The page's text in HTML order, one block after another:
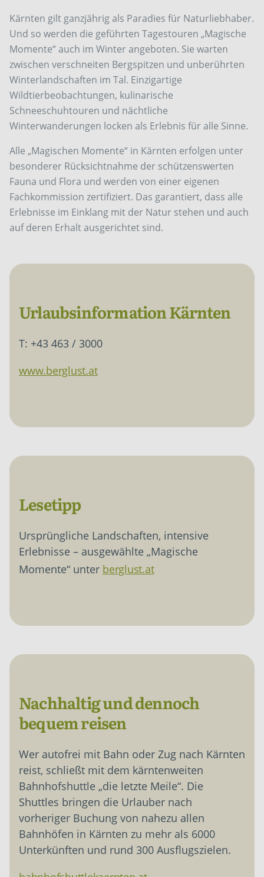
Kärnten gilt ganzjährig als Paradies für Naturliebhaber.
Und so werden die geführten Tagestouren „Magische
Momente“ auch im Winter angeboten. Sie warten
zwischen verschneiten Bergspitzen und unberührten
Winterlandschaften im Tal. Einzigartige
Wildtierbeobachtungen, kulinarische
Schneeschuhtouren und nächtliche
Winterwanderungen locken als Erlebnis für alle Sinne.
Alle „Magischen Momente“ in Kärnten erfolgen unter
besonderer Rücksichtnahme der schützenswerten
Fauna und Flora und werden von einer eigenen
Fachkommission zertifiziert. Das garantiert, dass alle
Erlebnisse im Einklang mit der Natur stehen und auch
auf deren Erhalt ausgerichtet sind.
Urlaubsinformation Kärnten
T: +43 463 / 3000
www.berglust.at
Lesetipp
Ursprüngliche Landschaften, intensive
Erlebnisse – ausgewählte „Magische
Momente“ unter berglust.at
Nachhaltig und dennoch
bequem reisen
Wer autofrei mit Bahn oder Zug nach Kärnten
reist, schließt mit dem kärntenweiten
Bahnhofshuttle „die letzte Meile“. Die
Shuttles bringen die Urlauber nach
vorheriger Buchung von nahezu allen
Bahnhöfen in Kärnten zu mehr als 6000
Unterkünften und rund 300 Ausflugszielen.